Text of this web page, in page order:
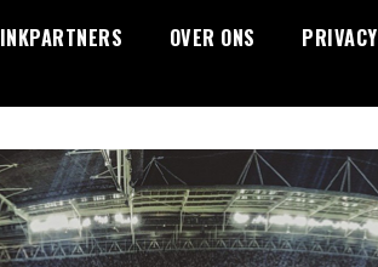
OVER ONS PRIVACY